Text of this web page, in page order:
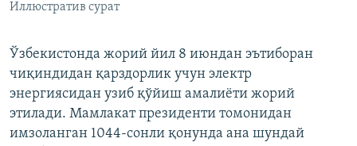
Иллюстратив сурат
Ўзбекистонда жорий йил 8 июндан эътиборан
чиқиндидан қарздорлик учун электр
энергиясидан узиб қўйиш амалиёти жорий
этилади. Мамлакат президенти томонидан
имзоланган 1044-сонли қонунда ана шундай